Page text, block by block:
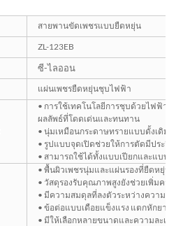
สายพานขัดเพชรแบบยืดหยุ่น
ZL-123EB
ซี-ไลออน
แผ่นเพชรยืดหยุ่นชุบไฟฟ้า
• การใช้เทคโนโลยีการชุบด้วยไฟฟ้าเพื่
ผลลัพธ์ที่โดดเด่นและทนทาน
• นุ่มเหมือนกระดาษทรายแบบดั้งเดิม แ
• รูปแบบจุดเปิดช่วยให้การตัดมีประสิท
• สามารถใช้ได้ทั้งแบบเปียกและแบบแห้
• พื้นผิวเพชรนุ่มและแผ่นรองที่ยืดหยุ่น เห
• วัสดุรองรับคุณภาพสูงยังช่วยเพิ่มควา
• มีความสมดุลที่ลงตัวระหว่างความแข็
• ข้อต่อแบบเดือยแข็งแรง แตกหักยาก
• มีให้เลือกหลายขนาดและความละเอีย